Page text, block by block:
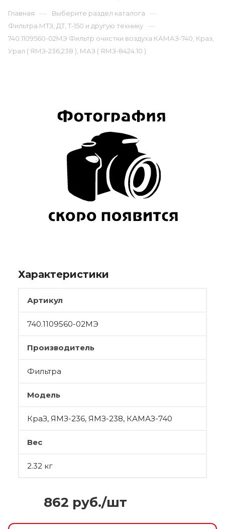
Главная — Выберите раздел каталога —
Фильтра МТЗ, ДТ, Т-150 и другую технику —
740.1109560-02МЭ Фильтр очистки воздуха КАМАЗ-740, Краз,
Урал ( ЯМЗ-236,238 ), МАЗ ( ЯМЗ-8424.10 )
Характеристики
Артикул
740.1109560-02МЭ
Производитель
Фильтра
Модель
КраЗ, ЯМЗ-236, ЯМЗ-238, КАМАЗ-740
Вес
2.32 кг
862 руб./шт